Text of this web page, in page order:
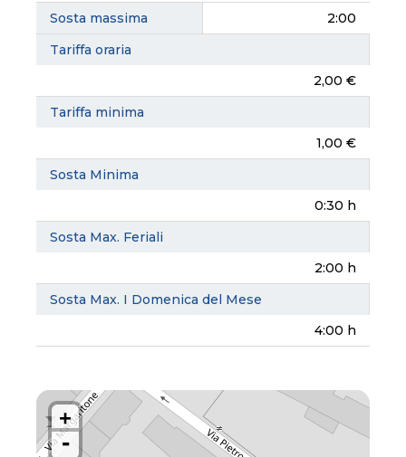
Sosta massima
2:00
Tariffa oraria
2,00 €
Tariffa minima
1,00 €
Sosta Minima
0:30 h
Sosta Max. Feriali
2:00 h
Sosta Max. I Domenica del Mese
4:00 h
+
-